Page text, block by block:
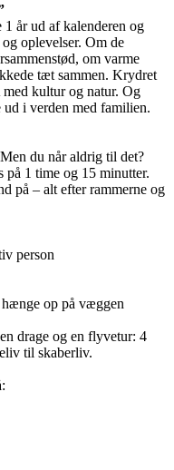
år ud af kalenderen og
oplevelser. Om de
om varme
tæt sammen. Krydret
med kultur og natur. Og
ud i verden med familien.
du når aldrig til det?
på 1 time og 15 minutter.
på – alt efter rammerne og
person
op på væggen
drage og en flyvetur: 4
til skaberliv.